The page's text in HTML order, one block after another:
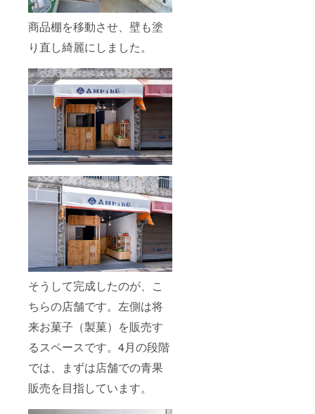
商品棚を移動させ、壁も塗
り直し綺麗にしました。
そうして完成したのが、こ
ちらの店舗です。左側は将
来お菓子（製菓）を販売す
るスペースです。4月の段階
では、まずは店舗での青果
販売を目指しています。